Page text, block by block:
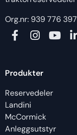
Org.nr: 939 776 397
Produkter
Reservedeler
Landini
McCormick
Anleggsutstyr